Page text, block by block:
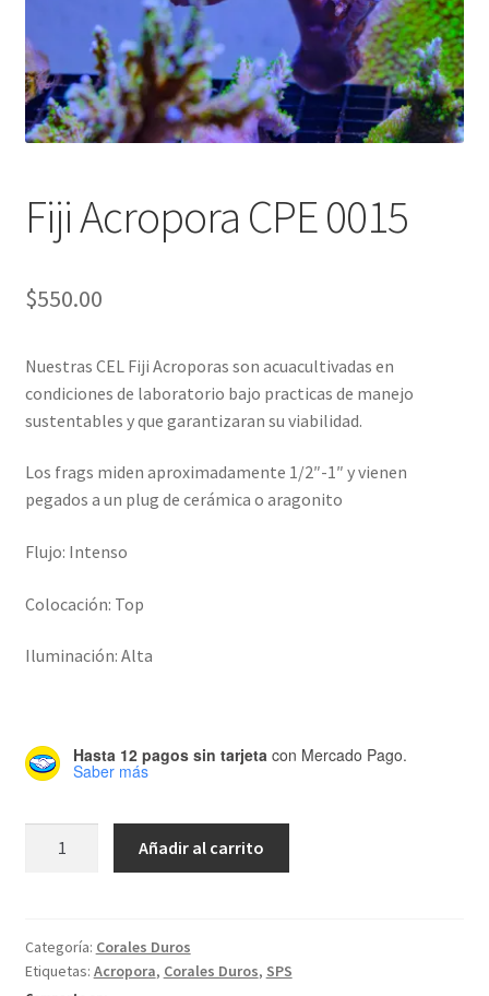
Fiji Acropora CPE 0015
$550.00
Nuestras CEL Fiji Acroporas son acuacultivadas en
condiciones de laboratorio bajo practicas de manejo
sustentables y que garantizaran su viabilidad.
Los frags miden aproximadamente 1/2″-1″ y vienen
pegados a un plug de cerámica o aragonito
Flujo: Intenso
Colocación: Top
Iluminación: Alta
Hasta 12 pagos sin tarjetacon Mercado Pago.
Saber más
cantidad
Añadir al carrito
Categoría: Corales Duros
Etiquetas: Acropora, Corales Duros, SPS